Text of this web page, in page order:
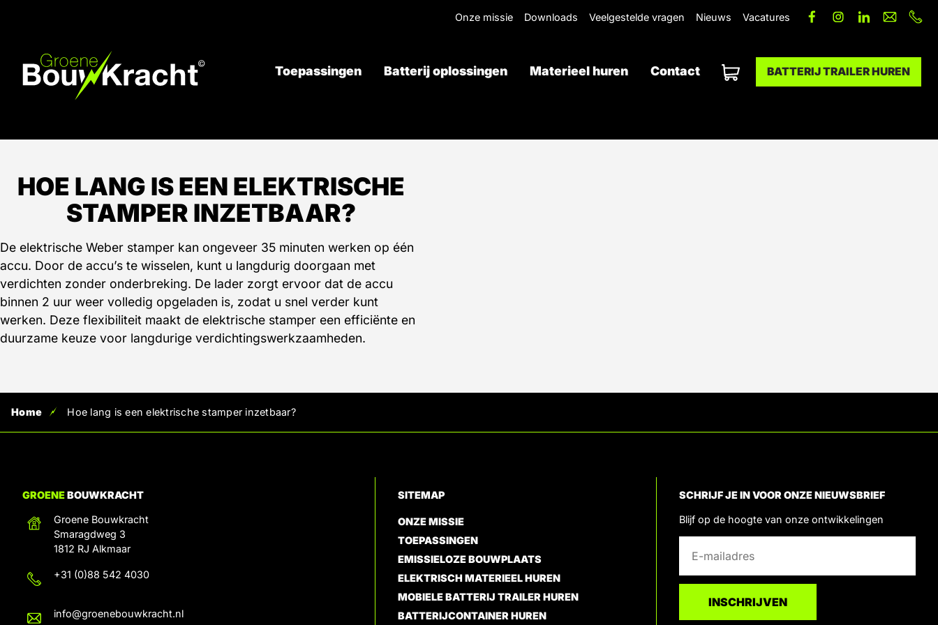
Onze missie Downloads Veelgestelde vragen Nieuws Vacatures
Toepassingen Batterij oplossingen Materieel huren Contact
Offerte aanvragen BATTERIJ TRAILER HUREN
HOE LANG IS EEN ELEKTRISCHE
STAMPER INZETBAAR?
De elektrische Weber stamper kan ongeveer 35 minuten werken op één
accu. Door de accu’s te wisselen, kunt u langdurig doorgaan met
verdichten zonder onderbreking. De lader zorgt ervoor dat de accu
binnen 2 uur weer volledig opgeladen is, zodat u snel verder kunt
werken. Deze flexibiliteit maakt de elektrische stamper een efficiënte en
duurzame keuze voor langdurige verdichtingswerkzaamheden.
Home Hoe lang is een elektrische stamper inzetbaar?
GROENEBOUWKRACHT
Groene Bouwkracht
Smaragdweg 3
1812 RJ Alkmaar
+31 (0)88 542 4030
info@groenebouwkracht.nl
SITEMAP
ONZE MISSIE
TOEPASSINGEN
EMISSIELOZE BOUWPLAATS
ELEKTRISCH MATERIEEL HUREN
MOBIELE BATTERIJ TRAILER HUREN
BATTERIJCONTAINER HUREN
SCHRIJF JE IN VOOR ONZE NIEUWSBRIEF
Blijf op de hoogte van onze ontwikkelingen
m
m
INSCHRIJVEN